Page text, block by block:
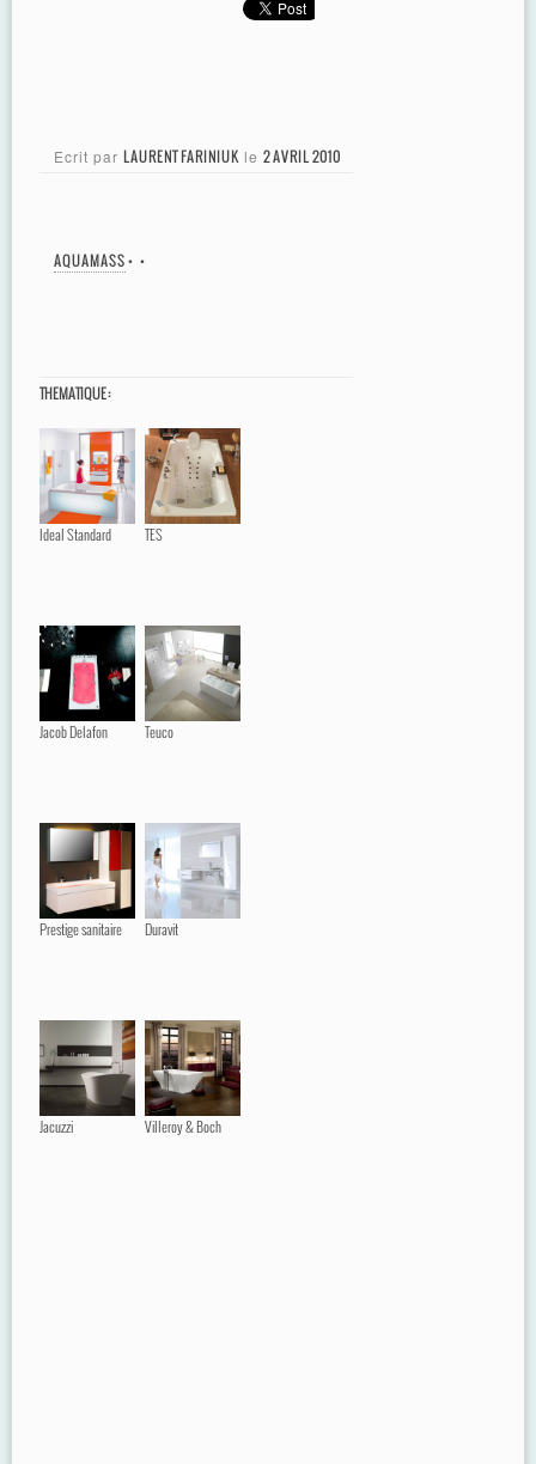
Ecrit par LAURENT FARINIUK le 2 AVRIL 2010
AQUAMASS• •
THEMATIQUE :
Ideal Standard TES
Jacob Delafon Teuco
Prestige sanitaire Duravit
Jacuzzi Villeroy & Boch